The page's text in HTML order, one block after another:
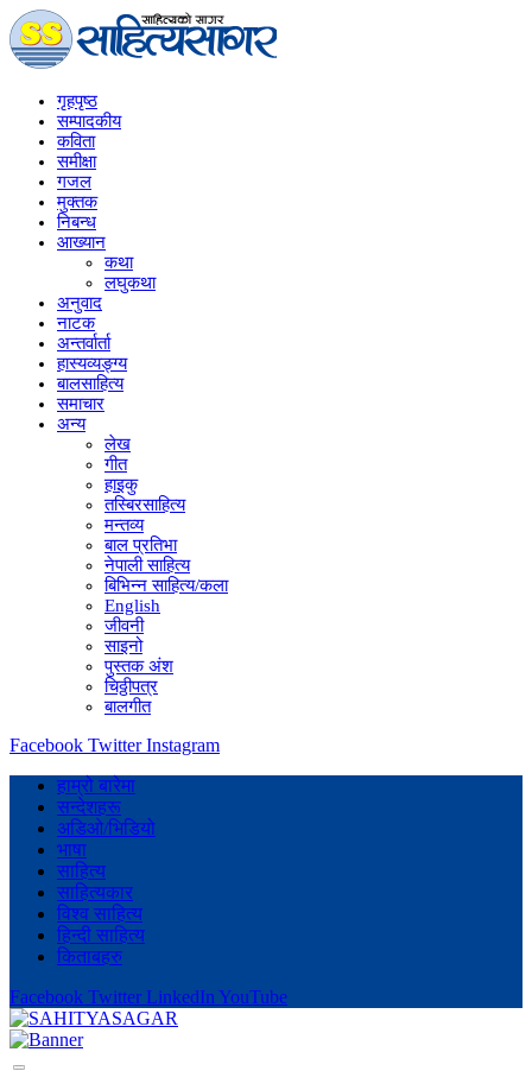
गृहपृष्‍ठ
सम्पादकीय
कविता
समीक्षा
गजल
मुक्तक
निबन्ध
आख्यान
कथा
लघुकथा
अनुवाद
नाटक
अन्तर्वार्ता
हास्यव्यङ्ग्य
बालसाहित्य
समाचार
अन्य
लेख
गीत
हाइकु
तस्बिरसाहित्य
मन्तव्य
बाल प्रतिभा
नेपाली साहित्य
बिभिन्न साहित्य/कला
English
जीवनी
साइनो
पुस्तक अंश
चिठ्ठीपत्र
बालगीत
Facebook Twitter Instagram
हाम्रो बारेमा
सन्देशहरू
अडिओ/भिडियो
भाषा
साहित्य
साहित्यकार
विश्व साहित्य
हिन्दी साहित्य
किताबहरु
Facebook Twitter LinkedIn YouTube